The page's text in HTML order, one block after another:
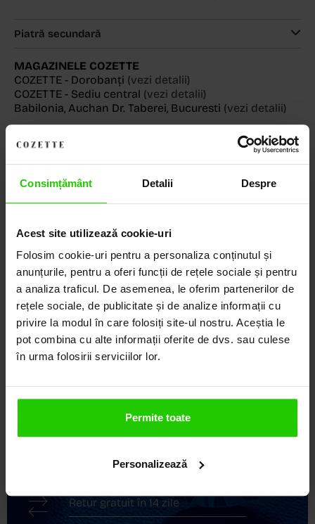
Consimțământ Detalii Despre
Acest site utilizează cookie-uri
Folosim cookie-uri pentru a personaliza conținutul și
anunțurile, pentru a oferi funcții de rețele sociale și pentru
a analiza traficul. De asemenea, le oferim partenerilor de
rețele sociale, de publicitate și de analize informații cu
privire la modul în care folosiți site-ul nostru. Aceștia le
pot combina cu alte informații oferite de dvs. sau culese
în urma folosirii serviciilor lor.
Permite toate
Personalizează
Piatră secundară
MAGAZINELE COZETTE
COZETTE - Dorobanți (vezi detalii)
COZETTE - Sediu central (vezi detalii)
Babilonia, Auchan Dr. Taberei, Bucuresti (vezi detalii)
Descoperă Lumea COZETTE,
LOCUL UNDE STILUL
DEVINE ARTĂ!
COZETTE este destinația ta de top pentru bijuterii
elegante și rafinate, create cu măiestrie și pasiune.
Ne mândrim cu o vastă experiență în realizarea celor
mai sofisticate bijuterii din aur, argint și pietre
prețioase.
Descoperă avantajele de a cumpăra!
Livrare în cutie cadou
Livrare în 24 - 48h
Retur gratuit în 14 zile